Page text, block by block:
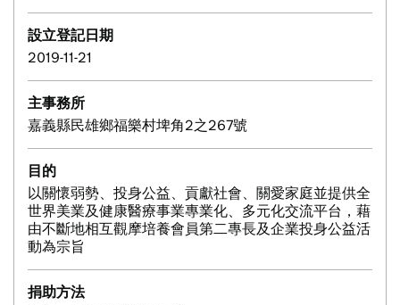
設立登記日期
2019-11-21
主事務所
嘉義縣民雄鄉福樂村埤角2之267號
目的
以關懷弱勢、投身公益、貢獻社會、關愛家庭並提供全
世界美業及健康醫療事業專業化、多元化交流平台，藉
由不斷地相互觀摩培養會員第二專長及企業投身公益活
動為宗旨
捐助方法